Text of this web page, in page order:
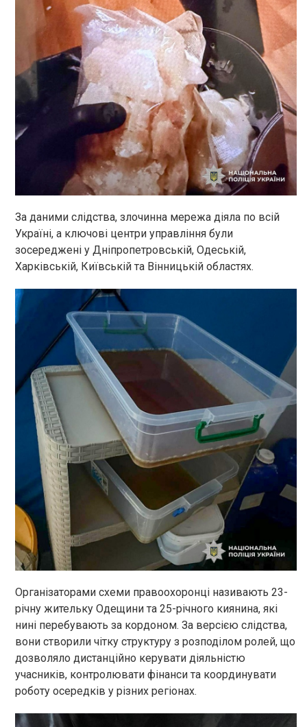
За даними слідства, злочинна мережа діяла по всій
Україні, а ключові центри управління були
зосереджені у Дніпропетровській, Одеській,
Харківській, Київській та Вінницькій областях.
Організаторами схеми правоохоронці називають 23-
річну жительку Одещини та 25-річного киянина, які
нині перебувають за кордоном. За версією слідства,
вони створили чітку структуру з розподілом ролей, що
дозволяло дистанційно керувати діяльністю
учасників, контролювати фінанси та координувати
роботу осередків у різних регіонах.